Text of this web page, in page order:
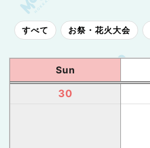
すべて お祭・花火大会
Sun
30